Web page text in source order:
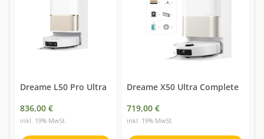
Dreame L50 Pro Ultra
Dreame X50 Ultra Complete
836,00 €
inkl. 19% MwSt.
719,00 €
inkl. 19% MwSt.